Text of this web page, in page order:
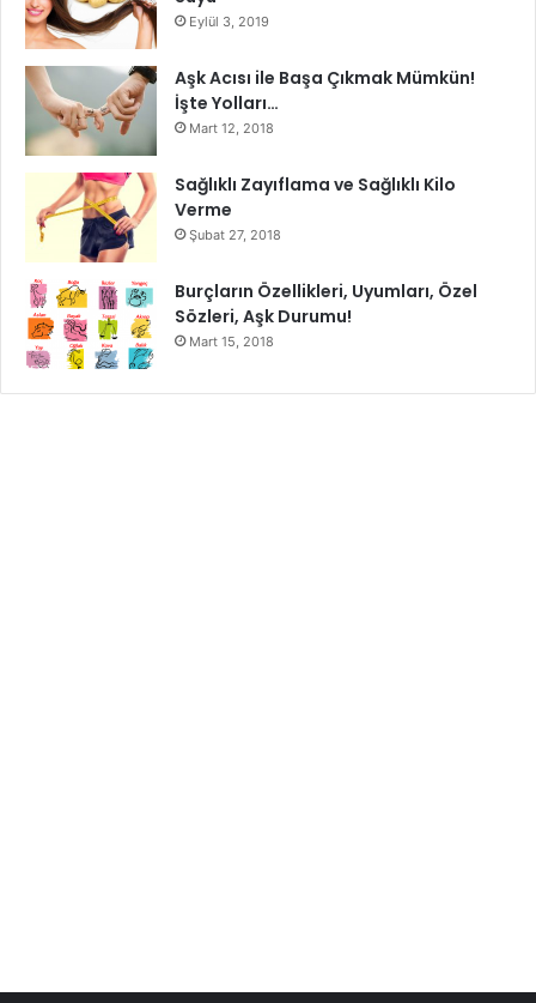
Eğitim Sisteminde Yapılan Değişiklikler
Eylül 3, 2019
Aşk Acısı ile Başa Çıkmak Mümkün!
İşte Yolları…
Mart 12, 2018
Sağlıklı Zayıflama ve Sağlıklı Kilo
Verme
Şubat 27, 2018
Burçların Özellikleri, Uyumları, Özel
Sözleri, Aşk Durumu!
Mart 15, 2018